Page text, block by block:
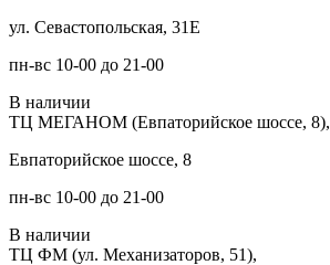
ул. Севастопольская, 31Е
пн-вс 10-00 до 21-00
В наличии
ТЦ МЕГАНОМ (Евпаторийское шоссе, 8),
Евпаторийское шоссе, 8
пн-вс 10-00 до 21-00
В наличии
ТЦ ФМ (ул. Механизаторов, 51),